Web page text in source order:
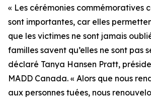
« Les cérémonies commémoratives
sont importantes, car elles
que les victimes ne sont jamais
familles savent qu’elles ne sont pas
déclaré Tanya Hansen Pratt,
MADD Canada. « Alors que nous
aux personnes tuées, nous